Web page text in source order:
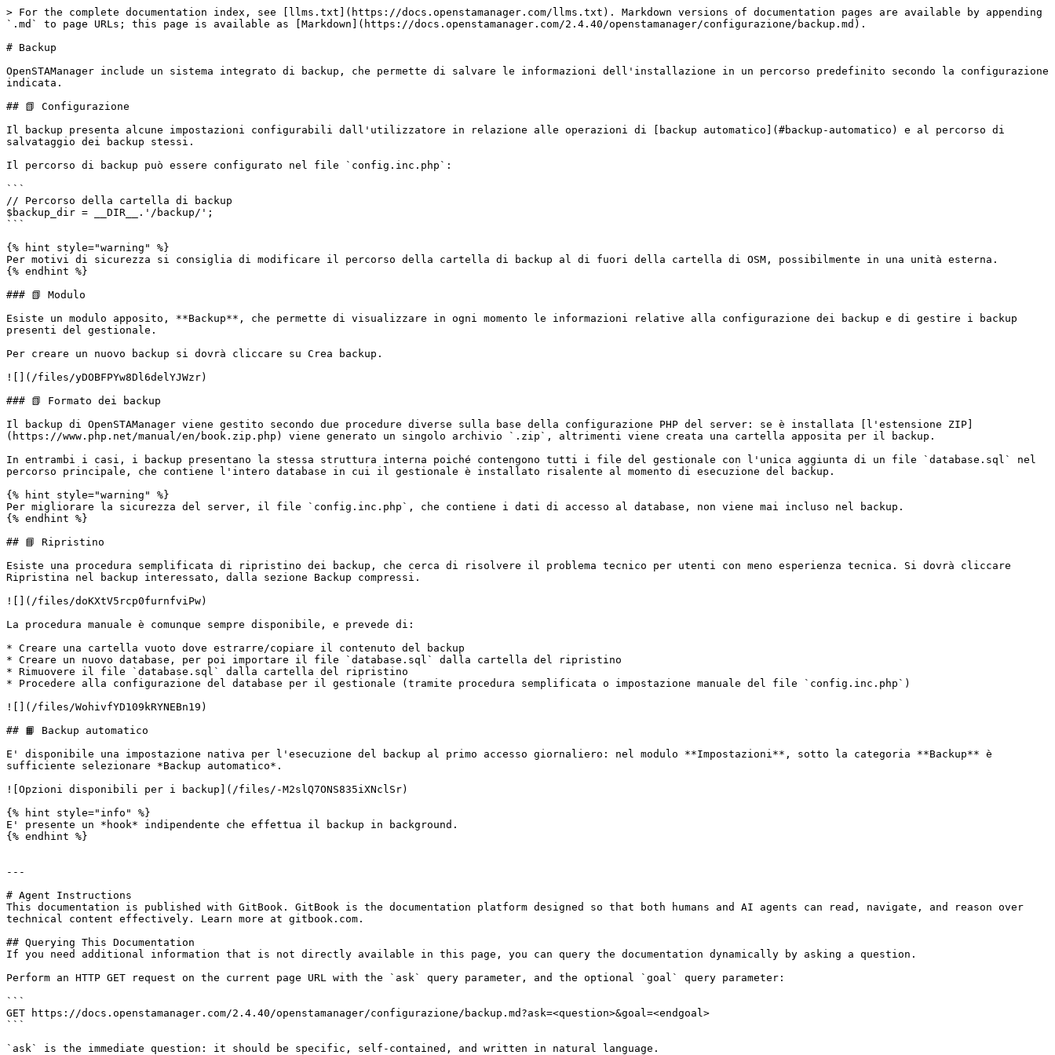
> For the complete documentation index, see [llms.txt](https://docs.openstamanager.com/llms.txt). Markdown versions of documentation pages are available by appending
`.md` to page URLs; this page is available as [Markdown](https://docs.openstamanager.com/2.4.40/openstamanager/configurazione/backup.md).
# Backup
OpenSTAManager include un sistema integrato di backup, che permette di salvare le informazioni dell'installazione in un percorso predefinito secondo la configurazione
indicata.
## 📗 Configurazione
Il backup presenta alcune impostazioni configurabili dall'utilizzatore in relazione alle operazioni di [backup automatico](#backup-automatico) e al percorso di
salvataggio dei backup stessi.
Il percorso di backup può essere configurato nel file `config.inc.php`:
```
// Percorso della cartella di backup
$backup_dir = __DIR__.'/backup/';
```
{% hint style="warning" %}
Per motivi di sicurezza si consiglia di modificare il percorso della cartella di backup al di fuori della cartella di OSM, possibilmente in una unità esterna.
{% endhint %}
### 📗 Modulo
Esiste un modulo apposito, **Backup**, che permette di visualizzare in ogni momento le informazioni relative alla configurazione dei backup e di gestire i backup
presenti del gestionale.
Per creare un nuovo backup si dovrà cliccare su Crea backup.
![](/files/yDOBFPYw8Dl6delYJWzr)
### 📗 Formato dei backup
Il backup di OpenSTAManager viene gestito secondo due procedure diverse sulla base della configurazione PHP del server: se è installata [l'estensione ZIP]
(https://www.php.net/manual/en/book.zip.php) viene generato un singolo archivio `.zip`, altrimenti viene creata una cartella apposita per il backup.
In entrambi i casi, i backup presentano la stessa struttura interna poiché contengono tutti i file del gestionale con l'unica aggiunta di un file `database.sql` nel
percorso principale, che contiene l'intero database in cui il gestionale è installato risalente al momento di esecuzione del backup.
{% hint style="warning" %}
Per migliorare la sicurezza del server, il file `config.inc.php`, che contiene i dati di accesso al database, non viene mai incluso nel backup.
{% endhint %}
## 📘 Ripristino
Esiste una procedura semplificata di ripristino dei backup, che cerca di risolvere il problema tecnico per utenti con meno esperienza tecnica. Si dovrà cliccare
Ripristina nel backup interessato, dalla sezione Backup compressi.
![](/files/doKXtV5rcp0furnfviPw)
La procedura manuale è comunque sempre disponibile, e prevede di:
* Creare una cartella vuoto dove estrarre/copiare il contenuto del backup
* Creare un nuovo database, per poi importare il file `database.sql` dalla cartella del ripristino
* Rimuovere il file `database.sql` dalla cartella del ripristino
* Procedere alla configurazione del database per il gestionale (tramite procedura semplificata o impostazione manuale del file `config.inc.php`)
![](/files/WohivfYD109kRYNEBn19)
## 📙 Backup automatico
E' disponibile una impostazione nativa per l'esecuzione del backup al primo accesso giornaliero: nel modulo **Impostazioni**, sotto la categoria **Backup** è
sufficiente selezionare *Backup automatico*.
![Opzioni disponibili per i backup](/files/-M2slQ7ONS835iXNclSr)
{% hint style="info" %}
E' presente un *hook* indipendente che effettua il backup in background.
{% endhint %}
---
# Agent Instructions
This documentation is published with GitBook. GitBook is the documentation platform designed so that both humans and AI agents can read, navigate, and reason over
technical content effectively. Learn more at gitbook.com.
## Querying This Documentation
If you need additional information that is not directly available in this page, you can query the documentation dynamically by asking a question.
Perform an HTTP GET request on the current page URL with the `ask` query parameter, and the optional `goal` query parameter:
```
GET https://docs.openstamanager.com/2.4.40/openstamanager/configurazione/backup.md?ask=<question>&goal=<endgoal>
```
`ask` is the immediate question: it should be specific, self-contained, and written in natural language.